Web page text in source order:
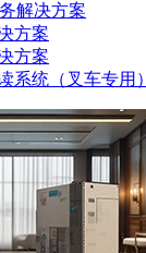
解决方案
方案
方案
系统（叉车专用）